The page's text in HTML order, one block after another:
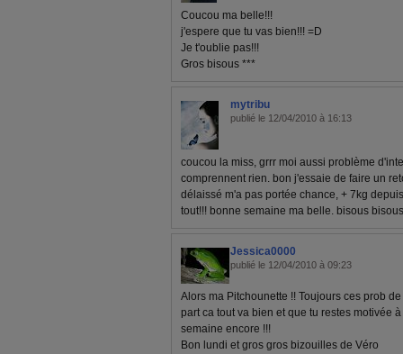
Coucou ma belle!!!
j'espere que tu vas bien!!! =D
Je t'oublie pas!!!
Gros bisous ***
mytribu
publié le 12/04/2010 à 16:13
coucou la miss, grrr moi aussi problème
comprennent rien. bon j'essaie de faire un
délaissé m'a pas portée chance, + 7kg
tout!!! bonne semaine ma belle. bisous
Jessica0000
publié le 12/04/2010 à 09:23
Alors ma Pitchounette !! Toujours ces prob
part ca tout va bien et que tu restes motivée
semaine encore !!!
Bon lundi et gros gros bizouilles de Véro